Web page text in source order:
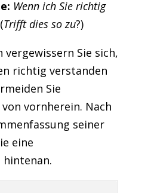
Wenn ich Sie richtig
Trifft dies so zu?)
vergewissern Sie sich,
richtig verstanden
Sie
vornherein. Nach
seiner
eine